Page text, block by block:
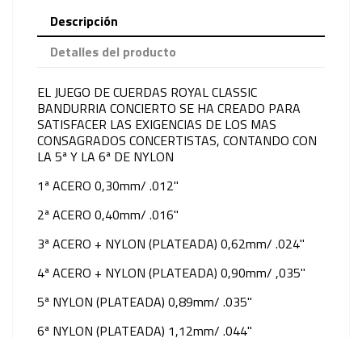
Descripción
Detalles del producto
EL JUEGO DE CUERDAS ROYAL CLASSIC
BANDURRIA CONCIERTO SE HA CREADO PARA
SATISFACER LAS EXIGENCIAS DE LOS MAS
CONSAGRADOS CONCERTISTAS, CONTANDO CON
LA 5ª Y LA 6ª DE NYLON
1ª ACERO 0,30mm/ .012"
2ª ACERO 0,40mm/ .016"
3ª ACERO + NYLON (PLATEADA) 0,62mm/ .024"
4ª ACERO + NYLON (PLATEADA) 0,90mm/ ,035"
5ª NYLON (PLATEADA) 0,89mm/ .035"
6ª NYLON (PLATEADA) 1,12mm/ .044"